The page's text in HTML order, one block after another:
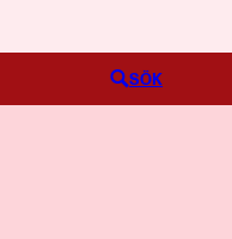
SÖK